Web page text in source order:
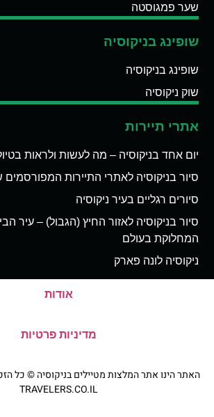
שער פמגוסטה
שופינג בניקוסיה
שופינג בניקוסיה
שוק ניקוסיה
אתרי תיירות
יום אחד בניקוסיה – מה לעשות ולראות בטיול
סיור בניקוסיה לאתרי התיירות המפורסמים
סיורים רגליים בעיר ניקוסיה
סיור בניקוסיה לאזור החיץ (הגבול) – עיר
המחלוקת בעולם
ניקוסיה לונה פארק
אודות
מדיניות פרטיות
האתר הינו אתר המלצות מטיילים בניקוסיה © כל
TRAVELERS.CO.IL